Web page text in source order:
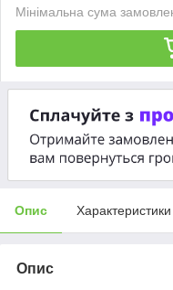
Мінімальна сума
Опис Характеристики
Опис